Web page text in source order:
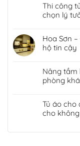
Thi công
chọn lý
Hoa Sơn
hộ tin cậy
Nâng tầm
phòng
Tủ áo cho
cho